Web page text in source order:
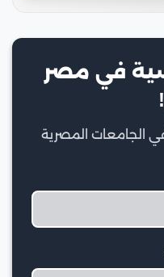
في مصر
المصرية